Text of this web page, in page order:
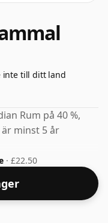
inte till ditt land
Rum på 40 %,
minst 5 år
· £22.50